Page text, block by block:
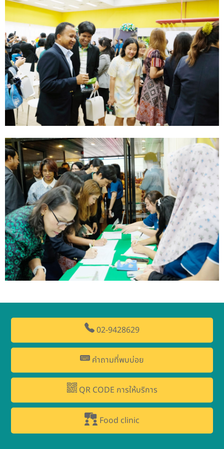
02-9428629
คำถามที่พบบ่อย
QR CODE การให้บริการ
Food clinic